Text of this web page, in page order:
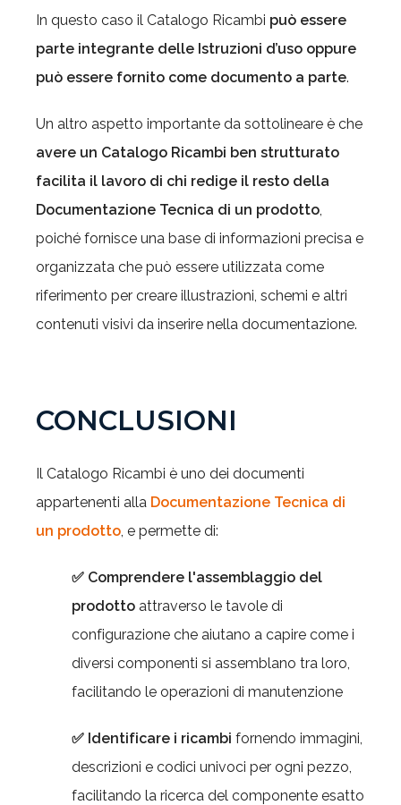
In questo caso il Catalogo Ricambi può essere
parte integrante delle Istruzioni d’uso oppure
può essere fornito come documento a parte.
Un altro aspetto importante da sottolineare è che
avere un Catalogo Ricambi ben strutturato
facilita il lavoro di chi redige il resto della
Documentazione Tecnica di un prodotto,
poiché fornisce una base di informazioni precisa e
organizzata che può essere utilizzata come
riferimento per creare illustrazioni, schemi e altri
contenuti visivi da inserire nella documentazione.
CONCLUSIONI
Il Catalogo Ricambi è uno dei documenti
appartenenti alla Documentazione Tecnica di
un prodotto, e permette di:
✅ Comprendere l'assemblaggio del
prodotto attraverso le tavole di
configurazione che aiutano a capire come i
diversi componenti si assemblano tra loro,
facilitando le operazioni di manutenzione
✅ Identificare i ricambi fornendo immagini,
descrizioni e codici univoci per ogni pezzo,
facilitando la ricerca del componente esatto